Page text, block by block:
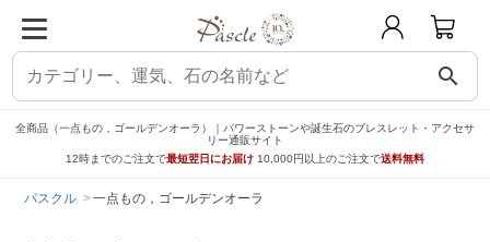
search
全商品（一点もの，ゴールデンオーラ）｜パワーストーンや誕生石のブレスレット・アクセサ
リー通販サイト
12時までのご注文で最短翌日にお届け 10,000円以上のご注文で送料無料
パスクル 一点もの，ゴールデンオーラ